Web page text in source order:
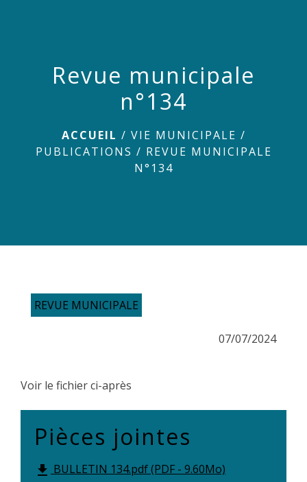
Revue municipale
n°134
ACCUEIL / VIE MUNICIPALE /
PUBLICATIONS / REVUE MUNICIPALE
N°134
REVUE MUNICIPALE
07/07/2024
Voir le fichier ci-après
Pièces jointes
file_download BULLETIN 134.pdf (PDF - 9.60Mo)